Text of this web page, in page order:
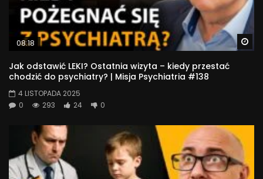
08:18
Jak odstawić LEKI? Ostatnia wizyta – kiedy przestać
chodzić do psychiatry? | Misja Psychiatria #138
4 LISTOPADA 2025
0
293 24 0